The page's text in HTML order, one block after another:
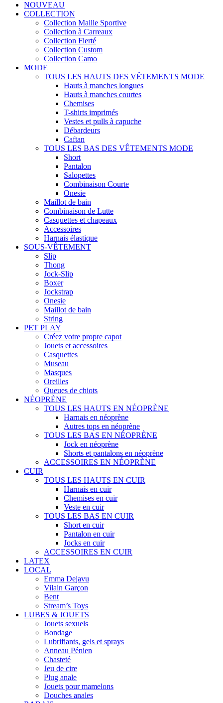
NOUVEAU
COLLECTION
Collection Maille Sportive
Collection à Carreaux
Collection Fierté
Collection Custom
Collection Camo
MODE
TOUS LES HAUTS DES VÊTEMENTS MODE
Hauts à manches longues
Hauts à manches courtes
Chemises
T-shirts imprimés
Vestes et pulls à capuche
Débardeurs
Caftan
TOUS LES BAS DES VÊTEMENTS MODE
Short
Pantalon
Salopettes
Combinaison Courte
Onesie
Maillot de bain
Combinaison de Lutte
Casquettes et chapeaux
Accessoires
Harnais élastique
SOUS-VÊTEMENT
Slip
Thong
Jock-Slip
Boxer
Jockstrap
Onesie
Maillot de bain
String
PET PLAY
Créez votre propre capot
Jouets et accessoires
Casquettes
Museau
Masques
Oreilles
Queues de chiots
NÉOPRÈNE
TOUS LES HAUTS EN NÉOPRÈNE
Harnais en néoprène
Autres tops en néoprène
TOUS LES BAS EN NÉOPRÈNE
Jock en néoprène
Shorts et pantalons en néoprène
ACCESSOIRES EN NÉOPRÈNE
CUIR
TOUS LES HAUTS EN CUIR
Harnais en cuir
Chemises en cuir
Veste en cuir
TOUS LES BAS EN CUIR
Short en cuir
Pantalon en cuir
Jocks en cuir
ACCESSOIRES EN CUIR
LATEX
LOCAL
Emma Dejavu
Vilain Garçon
Bent
Stream’s Toys
LUBES & JOUETS
Jouets sexuels
Bondage
Lubrifiants, gels et sprays
Anneau Pénien
Chasteté
Jeu de cire
Plug anale
Jouets pour mamelons
Douches anales